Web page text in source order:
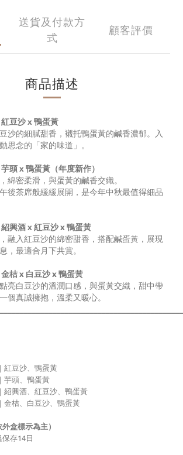
送貨及付款方
式
顧客評價
商品描述
豆沙 x 鴨蛋黃
沙的細膩甜香，襯托鴨蛋黃的鹹香濃郁。入
思念的「家的味道」。
頭 x 鴨蛋黃（年度新作）
綿密柔滑，與蛋黃的鹹香交織。
後茶席般緩緩展開，是今年中秋最值得細品
興酒 x 紅豆沙 x 鴨蛋黃
融入紅豆沙的綿密甜香，搭配鹹蛋黃，展現
，最適合月下共賞。
桔 x 白豆沙 x 鴨蛋黃
亮白豆沙的溫潤口感，與蛋黃交織，甜中帶
個真誠擁抱，溫柔又暖心。
紅豆沙、鴨蛋黃
芋頭、 鴨蛋黃
紹興酒、紅豆沙 、鴨蛋黃
金桔、白豆沙 、鴨蛋黃
盒標示為主）
存14日